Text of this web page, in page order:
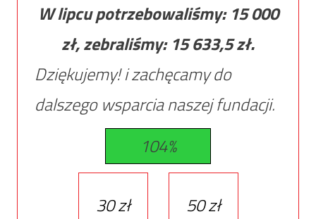
W lipcu potrzebowaliśmy: 15 000
zł, zebraliśmy: 15 633,5zł.
Dziękujemy! i zachęcamy do
dalszego wsparcia naszej fundacji.
104%
30 zł 50 zł